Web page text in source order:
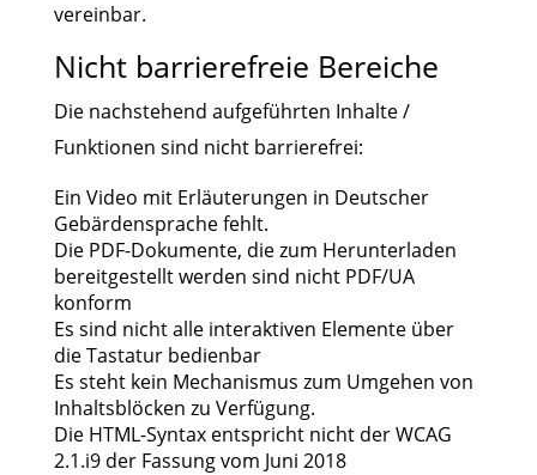
vereinbar.
Nicht barrierefreie Bereiche
Die nachstehend aufgeführten Inhalte /
Funktionen sind nicht barrierefrei:
Ein Video mit Erläuterungen in Deutscher
Gebärdensprache fehlt.
Die PDF-Dokumente, die zum Herunterladen
bereitgestellt werden sind nicht PDF/UA
konform
Es sind nicht alle interaktiven Elemente über
die Tastatur bedienbar
Es steht kein Mechanismus zum Umgehen von
Inhaltsblöcken zu Verfügung.
Die HTML-Syntax entspricht nicht der WCAG
2.1.i9 der Fassung vom Juni 2018